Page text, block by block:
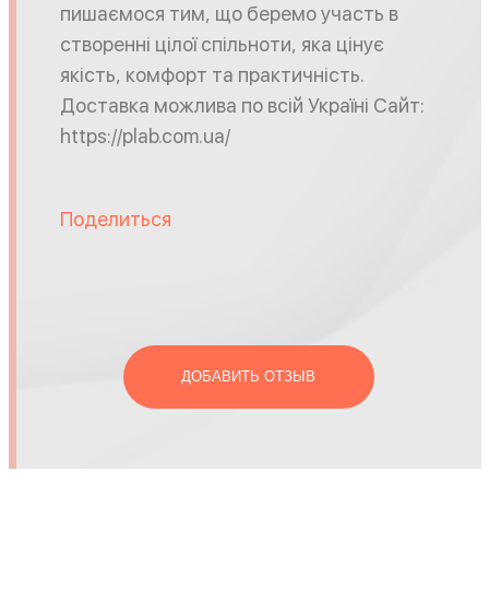
пишаємося тим, що беремо участь в
створенні цілої спільноти, яка цінує
якість, комфорт та практичність.
Доставка можлива по всій Україні Сайт:
https://plab.com.ua/
Поделиться
ДОБАВИТЬ ОТЗЫВ